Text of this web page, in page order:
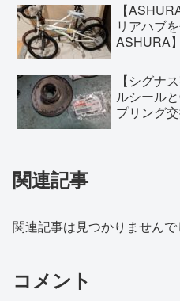
【
リアハブ
ASHURA】
【シグナ
ルシール
プリング
関連記事
関連記事は見つかりませんで
コメント